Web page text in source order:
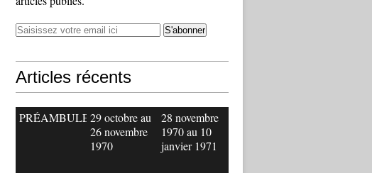
Articles récents
PRÉAMBULE 29 octobre au
26 novembre
1970
28 novembre
1970 au 10
janvier 1971